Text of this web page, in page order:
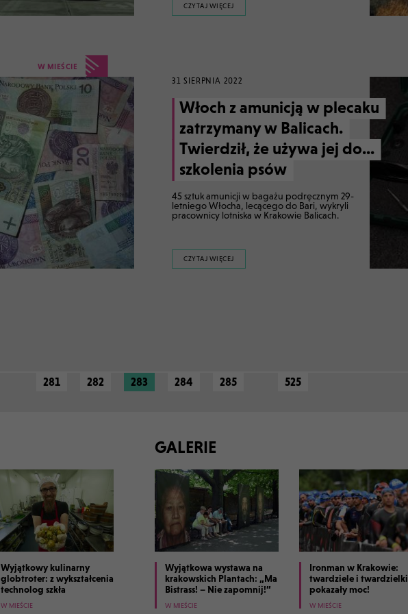
CZYTAJ WIĘCEJ
W MIEŚCIE
31 SIERPNIA 2022
Włoch z amunicją w plecaku
zatrzymany w Balicach.
Twierdził, że używa jej do...
szkolenia psów
45 sztuk amunicji w bagażu podręcznym 29-
letniego Włocha, lecącego do Bari, wykryli
pracownicy lotniska w Krakowie Balicach.
CZYTAJ WIĘCEJ
281 282 283 284 285 525
Wyjątkowy kulinarny
globtroter: z wykształcenia
technolog szkła
W MIEŚCIE
GALERIE
Wyjątkowa wystawa na
krakowskich Plantach: „Ma
Bistrass! – Nie zapomnij!”
W MIEŚCIE
Ironman w Krakowie:
twardziele i twardzielki
pokazały moc!
W MIEŚCIE